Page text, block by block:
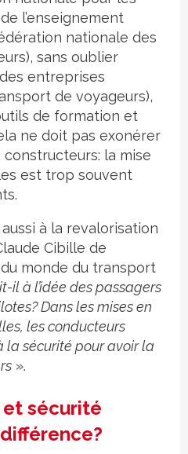
l’enseignement
nationale des
sans oublier
entreprises
de voyageurs),
de formation et
ne doit pas exonérer
la mise
est trop souvent
à la revalorisation
Cibille de
monde du transport
il à l’idée des passagers
Dans les mises en
les conducteurs
la sécurité pour avoir la
».
sécurité